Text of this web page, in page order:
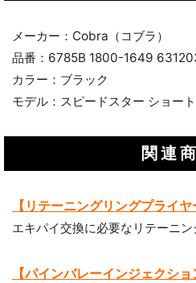
メーカー：Cobra（コブラ）
品番：6785B 1800-1649
カラー：ブラック
モデル：スピードスター ショー
関連
【リテーニングリングプライヤ
エキパイ交換に必要なリテーニ
【パインバレーインジェクショ